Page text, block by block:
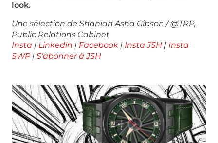
look.
Une sélection de Shaniah Asha Gibson / @TRP,
Public Relations Cabinet
Insta | Linkedin | Facebook | Insta JSH | Insta
SWP| S’abonner à JSH